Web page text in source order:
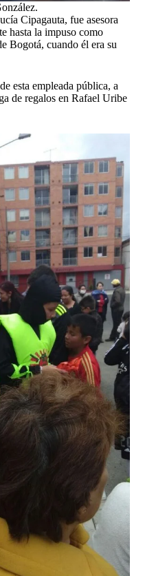
Cipagauta, fue asesora
hasta la impuso como
Bogotá, cuando él era su
esta empleada pública, a
de regalos en Rafael Uribe